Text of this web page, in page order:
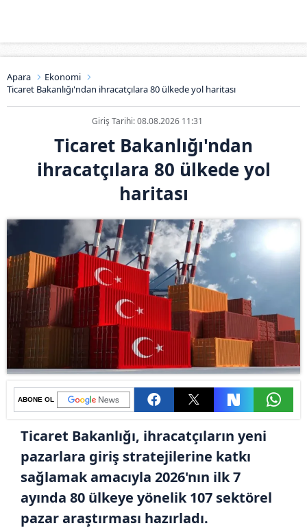
Apara
Ekonomi
Ticaret Bakanlığı'ndan ihracatçılara 80 ülkede yol haritası
Giriş Tarihi: 08.08.2026 11:31
Ticaret Bakanlığı'ndan
ihracatçılara 80 ülkede yol
haritası
ABONE OL
Ticaret Bakanlığı, ihracatçıların yeni
pazarlara giriş stratejilerine katkı
sağlamak amacıyla 2026'nın ilk 7
ayında 80 ülkeye yönelik 107 sektörel
pazar araştırması hazırladı.